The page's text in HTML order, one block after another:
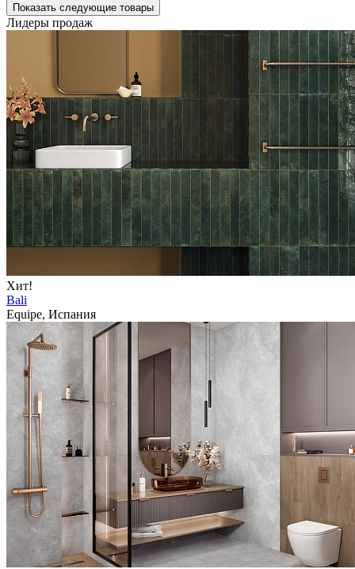
Показать следующие товары
Лидеры продаж
Хит!
Bali
Equipe, Испания